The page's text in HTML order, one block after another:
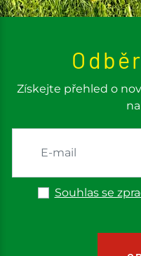
Získejte přehled o
Souhlas se